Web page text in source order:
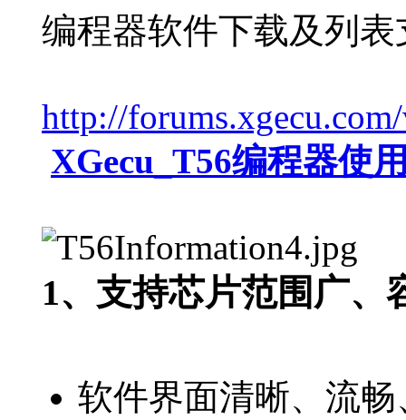
编程器软件下载及列表
http://
XGecu_T56编程器使
1、支持芯片范围广、
软件界面清晰、流